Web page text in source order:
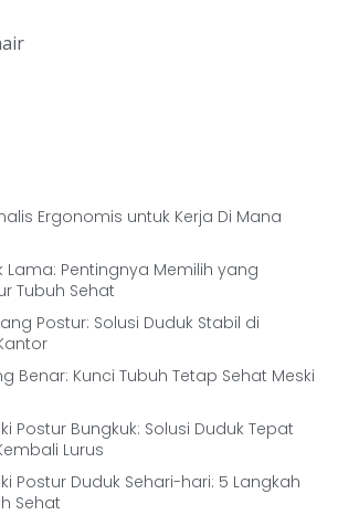
Ergonomis untuk Kerja Di Mana
Lama: Pentingnya Memilih yang
Tubuh Sehat
Postur: Solusi Duduk Stabil di
Benar: Kunci Tubuh Tetap Sehat Meski
Postur Bungkuk: Solusi Duduk Tepat
Lurus
Postur Duduk Sehari-hari: 5 Langkah
Sehat